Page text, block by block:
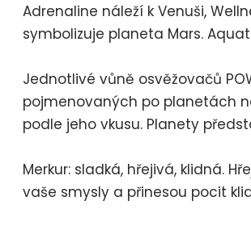
Adrenaline náleží k Venuši,
symbolizuje planeta Mars.
Jednotlivé vůně osvěžovačů
pojmenovaných po planetách
podle jeho vkusu. Planety
Merkur: sladká, hřejivá, klidná.
vaše smysly a přinesou pocit